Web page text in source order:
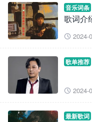
音乐词条
歌词介
 2024-
歌单推荐
 2024-
最新歌词